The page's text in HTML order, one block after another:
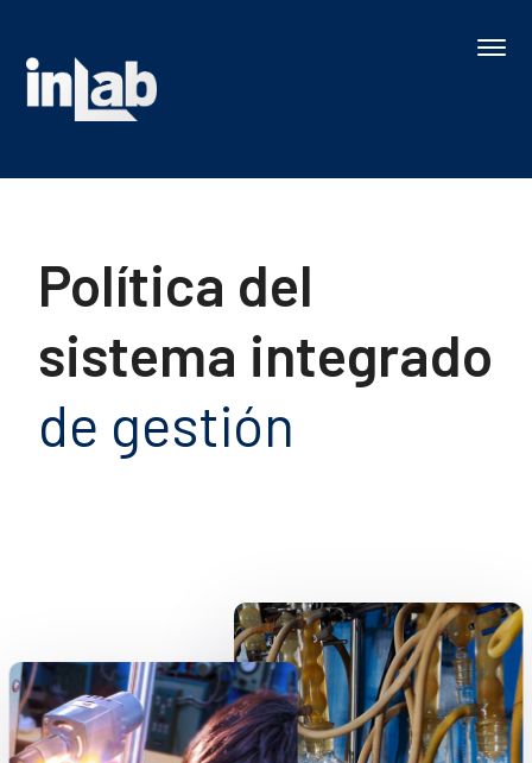
Política del
sistema integrado
de gestión